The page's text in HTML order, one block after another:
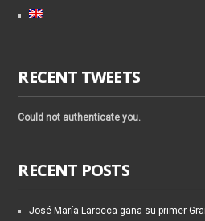
RECENT TWEETS
Could not authenticate you.
RECENT POSTS
José María Larocca gana su primer